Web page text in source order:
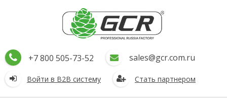
+7 800 505-73-52 sales@gcr.com.ru
Войти в В2В систему Стать партнером